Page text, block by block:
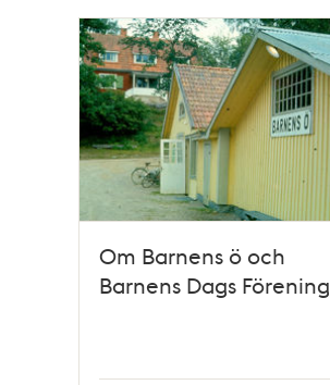
Relaterade
poster
och
teman
Om Barnens ö och
Barnens Dags Förening